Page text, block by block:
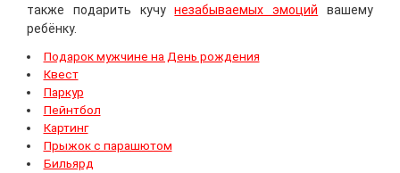
также подарить кучунезабываемых эмоций вашему
ребёнку.
Подарок мужчине на День рождения
Квест
Паркур
Пейнтбол
Картинг
Прыжок с парашютом
Бильярд